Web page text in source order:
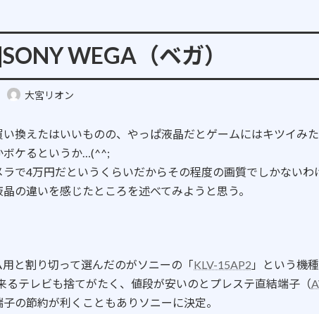
WEGA（ベガ）
大宮リオン
換えたはいいものの、やっぱ液晶だとゲームにはキツイみ
ボケるというか…(^^;
ラで4万円だというくらいだからその程度の画質でしかないわ
の違いを感じたところを述べてみようと思う。
と割り切って選んだのがソニーの「KLV-15AP2 」という機
るテレビも捨てがたく、値段が安いのとプレステ直結端子（
の節約が利くこともありソニーに決定。